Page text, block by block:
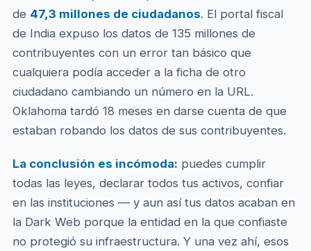
de 47,3 millones de ciudadanos. El portal fiscal
de India expuso los datos de 135 millones de
contribuyentes con un error tan básico que
cualquiera podía acceder a la ficha de otro
ciudadano cambiando un número en la URL.
Oklahoma tardó 18 meses en darse cuenta de que
estaban robando los datos de sus contribuyentes.
La conclusión es incómoda: puedes cumplir
todas las leyes, declarar todos tus activos, confiar
en las instituciones — y aun así tus datos acaban en
la Dark Web porque la entidad en la que confiaste
no protegió su infraestructura. Y una vez ahí, esos